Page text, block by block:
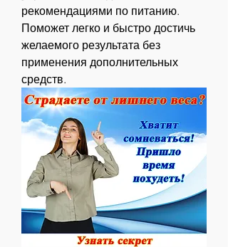
рекомендациями по питанию.
Поможет легко и быстро достичь
желаемого результата без
применения дополнительных
средств.